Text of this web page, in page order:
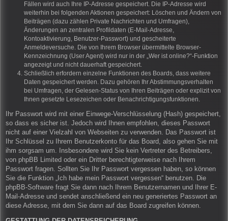
Fällen wird auch Ihre IP-Adresse gespeichert. Die IP-Adresse wird
weiterhin bei folgenden Aktionen gespeichert: Löschen und Ändern von
Beiträgen (dazu zählen Private Nachrichten und Umfragen),
Änderungen an zentralen Profildaten (E-Mail-Adresse,
Kontoaktivierung, Benutzer-Passwort) und gescheiterte
Anmeldeversuche. Die von Ihrem Browser übermittelte Browser-
Kennzeichnung (User Agent) wird nur in der „Wer ist online?“-Funktion
angezeigt und nicht dauerhaft gespeichert.
Schließlich erfordern einzelne Funktionen des Boards, dass weitere
Daten gespeichert werden. Dazu gehören Ihr Abstimmungsverhalten
bei Umfragen, der Gelesen-Status von Ihren Beiträgen oder explizit von
Ihnen gesetzte Lesezeichen oder Benachrichtigungsfunktionen.
Ihr Passwort wird mit einer Einwege-Verschlüsselung (Hash) gespeichert,
so dass es sicher ist. Jedoch wird Ihnen empfohlen, dieses Passwort
nicht auf einer Vielzahl von Webseiten zu verwenden. Das Passwort ist
Ihr Schlüssel zu Ihrem Benutzerkonto für das Board, also gehen Sie mit
ihm sorgsam um. Insbesondere wird Sie kein Vertreter des Betreibers,
von phpBB Limited oder ein Dritter berechtigterweise nach Ihrem
Passwort fragen. Sollten Sie Ihr Passwort vergessen haben, so können
Sie die Funktion „Ich habe mein Passwort vergessen“ benutzen. Die
phpBB-Software fragt Sie dann nach Ihrem Benutzernamen und Ihrer E-
Mail-Adresse und sendet anschließend ein neu generiertes Passwort an
diese Adresse, mit dem Sie dann auf das Board zugreifen können.